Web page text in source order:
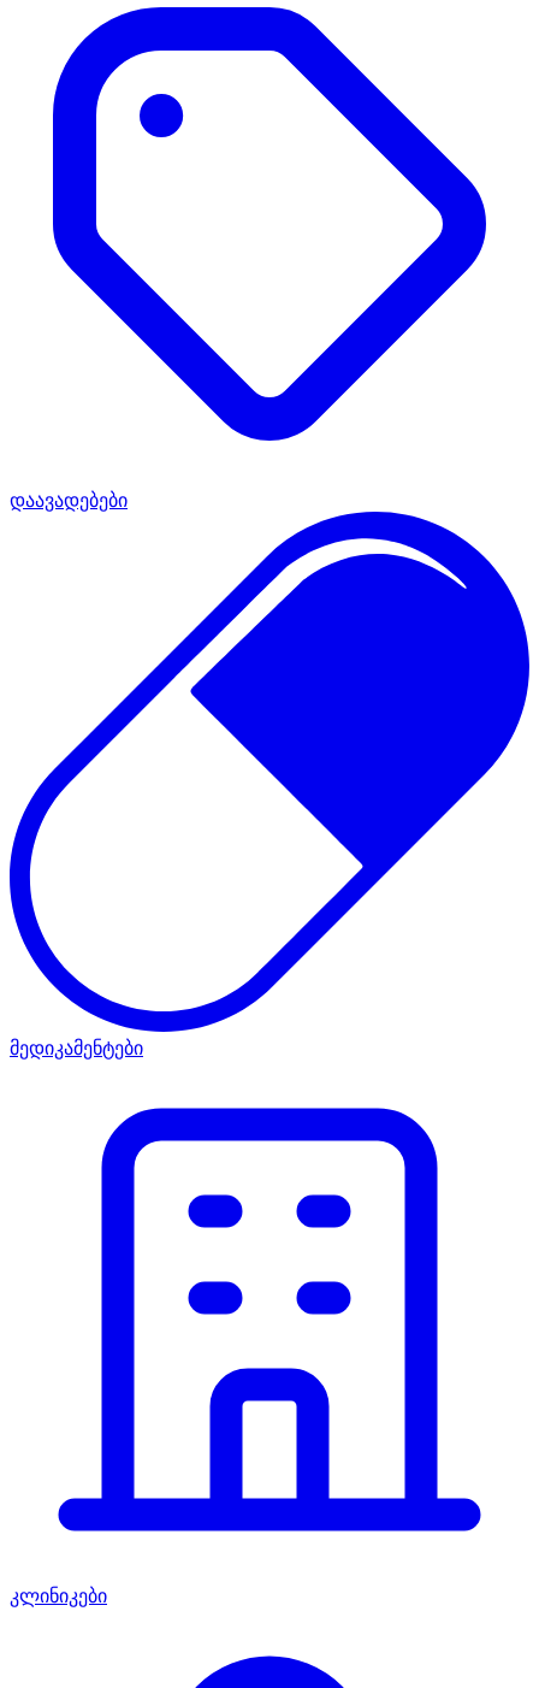
დაავადებები
მედიკამენტები
კლინიკები